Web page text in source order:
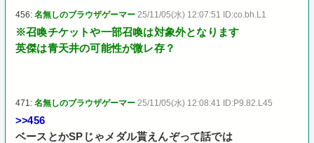
456:名無しのブラウザゲーマー 25/11/05(水) 12:07:51 ID:co.bh.L1
※召喚チケットや一部召喚は対象外となります
英傑は青天井の可能性が微レ存？
471:名無しのブラウザゲーマー 25/11/05(水) 12:08:41 ID:P9.82.L45
>>456
ベースとかSPじゃメダル貰えんぞって話では